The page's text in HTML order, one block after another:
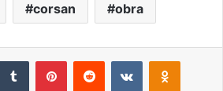
corsan obra
Tumblr PinterestReddit VK OK